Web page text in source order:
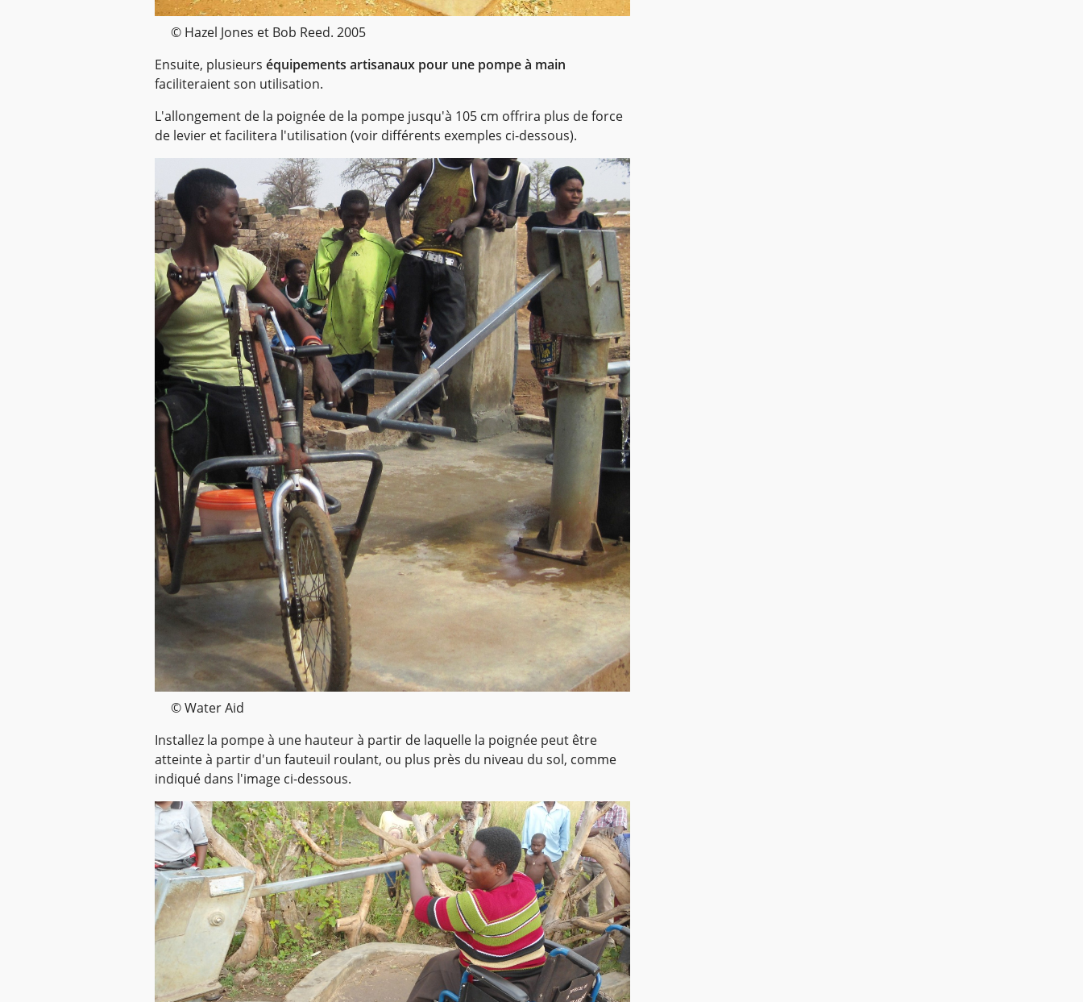
© Hazel Jones et Bob Reed. 2005
Ensuite, plusieurs équipements artisanaux pour une pompe à main
faciliteraient son utilisation.
L'allongement de la poignée de la pompe jusqu'à 105 cm offrira plus de force
de levier et facilitera l'utilisation (voir différents exemples ci-dessous).
© Water Aid
Installez la pompe à une hauteur à partir de laquelle la poignée peut être
atteinte à partir d'un fauteuil roulant, ou plus près du niveau du sol, comme
indiqué dans l'image ci-dessous.